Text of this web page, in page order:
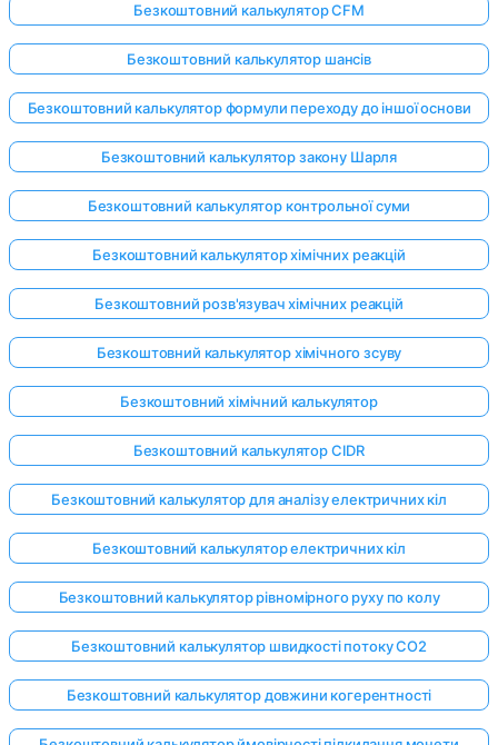
Безкоштовний калькулятор CFM
Безкоштовний калькулятор шансів
Безкоштовний калькулятор формули переходу до іншої основи
Безкоштовний калькулятор закону Шарля
Безкоштовний калькулятор контрольної суми
Безкоштовний калькулятор хімічних реакцій
Безкоштовний розв'язувач хімічних реакцій
Безкоштовний калькулятор хімічного зсуву
Безкоштовний хімічний калькулятор
Безкоштовний калькулятор CIDR
Безкоштовний калькулятор для аналізу електричних кіл
Безкоштовний калькулятор електричних кіл
Безкоштовний калькулятор рівномірного руху по колу
Безкоштовний калькулятор швидкості потоку CO2
Безкоштовний калькулятор довжини когерентності